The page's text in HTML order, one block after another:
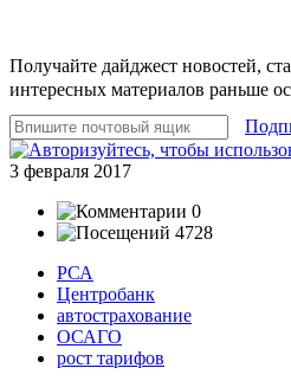
Получайте дайджест новостей,
интересных материалов раньше
3 февраля 2017
0
4728
РСА
Центробанк
автострахование
ОСАГО
рост тарифов